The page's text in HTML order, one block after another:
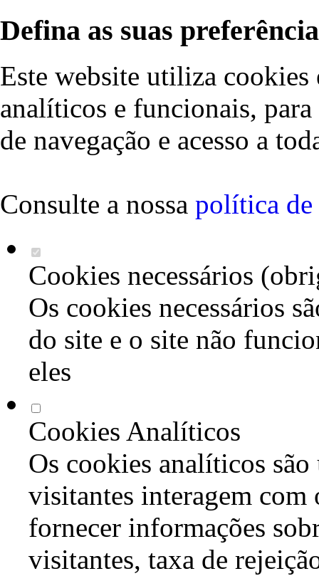
Defina as suas
Este website utiliza cookies
analíticos e funcionais,
de navegação e acesso a
Consulte a nossa política de
Cookies necessários
Os cookies necessários
do site e o site não
eles
Cookies Analíticos
Os cookies analíticos são
visitantes interagem com
fornecer informações
visitantes, taxa de